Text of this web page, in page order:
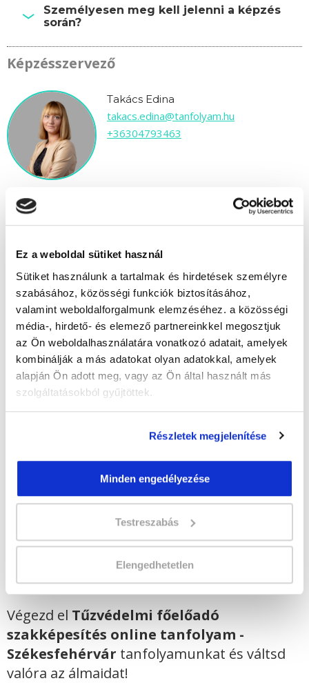
Ez a weboldal sütiket használ
Sütiket használunk a tartalmak és hirdetések személyre
szabásához, közösségi funkciók biztosításához,
valamint weboldalforgalmunk elemzéséhez. a közösségi
média-, hirdető- és elemező partnereinkkel megosztjuk
az Ön weboldalhasználatára vonatkozó adatait, amelyek
kombinálják a más adatokat olyan adatokkal, amelyek
alapján Ön adott meg, vagy az Ön által használt más
szolgáltatásokból gyűjtöttek.
Részletek megjelenítése
Minden engedélyezése
Testreszabás
Elengedhetetlen
Személyesen meg kell jelenni a képzés
során?
Képzésszervező
Takács Edina
takacs.edina@tanfolyam.hu
+36304793463
" M " csoport
82 nap az indulásig!
Időtartam: 3-4 hónap
Indulás időpontja:2026-10-30
Képzés ára:150 000 Ft
130.000 Ft-ra csökkenthető! Ősztől áremelés
várható!
Vizsgadíj:57 300 Ft
A vizsga díját a Katasztrófavédelmi
A csoport a meghirdetett időpontban
biztosan indul!
Lehet még jelentkezni?
Jelentkezem!
Végezd el Tűzvédelmi főelőadó
szakképesítés online tanfolyam -
Székesfehérvár tanfolyamunkat és váltsd
valóra az álmaidat!